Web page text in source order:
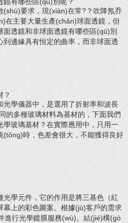
要求，現(xiàn)在常?？吹降氖乔
在主要大量生產(chǎn)球面透鏡，但
透鏡和非球面透鏡有哪些區(qū)別
到邊緣具有恒定的曲率，而非球面透
？
學儀器中，是選用了折射率和波長
多種玻璃材料為基材的，下面我們
璃基材？在實際應用中，只用一
時，色差會很大，不能獲得良好
學元件，它的作用是將三基色（紅
幕上的彩色圖案。根據(jù)客戶的需求
行光學鍍膜服務(wù)。結(jié)構(gò